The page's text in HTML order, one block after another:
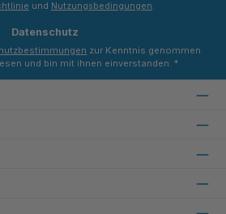
und Nutzungsbedingungen.
Datenschutz
zur Kenntnis genommen
und bin mit ihnen einverstanden. *